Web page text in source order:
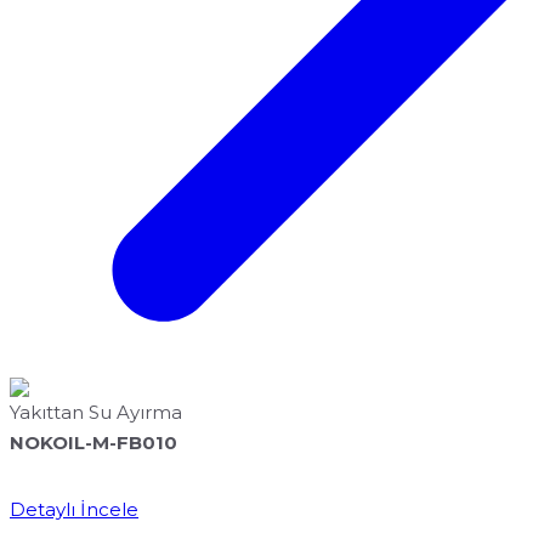
Yakıttan Su Ayırma
NOKOIL-M-FB010
Detaylı İncele